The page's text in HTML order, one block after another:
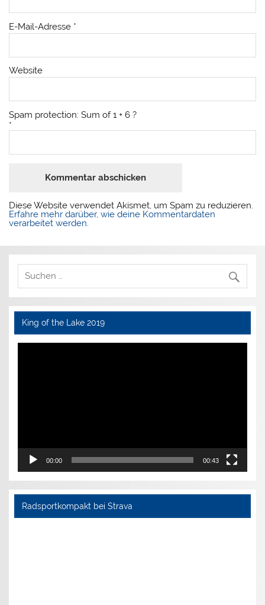
E-Mail-Adresse *
Website
Spam protection: Sum of 1 + 6 ?
*
Diese Website verwendet Akismet, um Spam zu reduzieren.
Erfahre mehr darüber, wie deine Kommentardaten
verarbeitet werden.
King of the Lake 2019
Video-
00:00 00:43
Radsportkompakt bei Strava